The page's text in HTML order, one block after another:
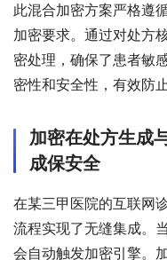
此混合加密方案严格遵
加密要求。通过对处方
密处理，确保了患者敏
密性和安全性，有效防
加密在处方生成
成保安全
在某三甲医院的互联网
流程实现了无缝集成。
会自动触发加密引擎。